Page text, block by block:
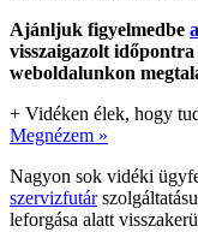
Ajánljuk figyelmedbe
visszaigazolt
weboldalunkon
+ Vidéken élek, hogy
Megnézem »
Nagyon sok vidéki
szervizfutár
leforgása alatt